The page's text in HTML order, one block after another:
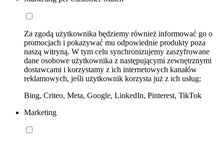
Za zgodą użytkownika będziemy również informować go o
promocjach i pokazywać mu odpowiednie produkty poza
naszą witryną. W tym celu synchronizujemy zaszyfrowane
dane osobowe użytkownika z następującymi zewnętrznymi
dostawcami i korzystamy z ich internetowych kanałów
reklamowych, jeśli użytkownik korzysta już z ich usług:
Bing, Criteo, Meta, Google, LinkedIn, Pinterest, TikTok
Marketing